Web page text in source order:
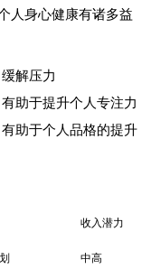
人身心健康有诸多益
解压力
助于提升个人专注力
助于个人品格的提升
收入潜力
中高